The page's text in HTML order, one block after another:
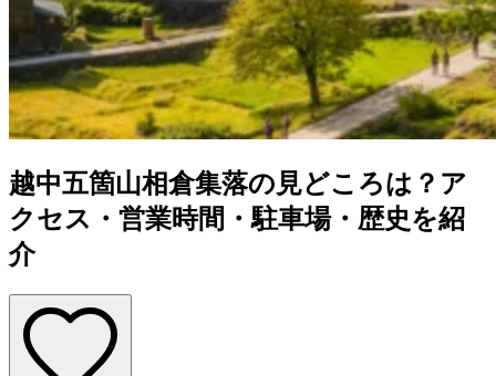
越中五箇山相倉集落の見どころは？ア
クセス・営業時間・駐車場・歴史を紹
介